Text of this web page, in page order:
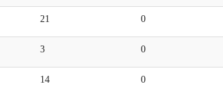
21 0
3 0
14 0